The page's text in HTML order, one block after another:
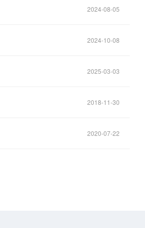
2024-08-05
2024-10-08
2025-03-03
2018-11-30
2020-07-22